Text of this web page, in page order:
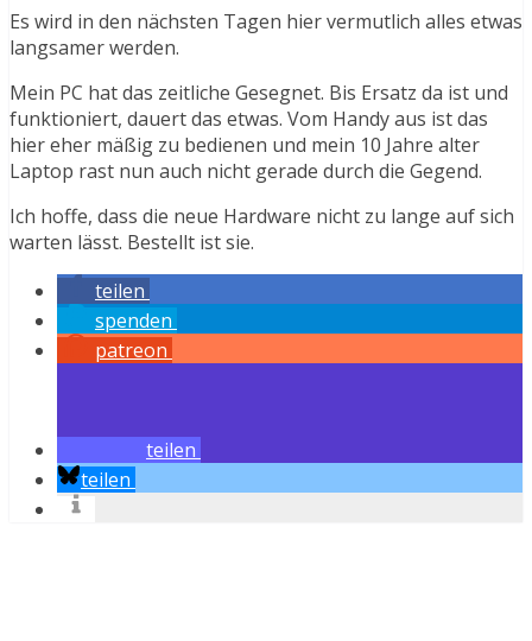
Es wird in den nächsten Tagen hier vermutlich alles etwas
langsamer werden.
Mein PC hat das zeitliche Gesegnet. Bis Ersatz da ist und
funktioniert, dauert das etwas. Vom Handy aus ist das
hier eher mäßig zu bedienen und mein 10 Jahre alter
Laptop rast nun auch nicht gerade durch die Gegend.
Ich hoffe, dass die neue Hardware nicht zu lange auf sich
warten lässt. Bestellt ist sie.
teilen
spenden
patreon
teilen
teilen